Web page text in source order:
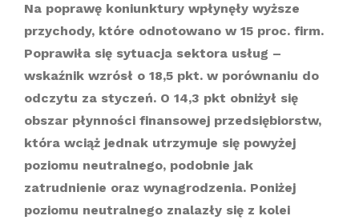
Na poprawę koniunktury wpłynęły wyższe
przychody, które odnotowano w 15 proc. firm.
Poprawiła się sytuacja sektora usług –
wskaźnik wzrósł o 18,5 pkt. w porównaniu do
odczytu za styczeń. O 14,3 pkt obniżył się
obszar płynności finansowej przedsiębiorstw,
która wciąż jednak utrzymuje się powyżej
poziomu neutralnego, podobnie jak
zatrudnienie oraz wynagrodzenia. Poniżej
poziomu neutralnego znalazły się z kolei